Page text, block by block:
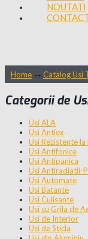
NOUTATI
Home → Catalog Usi
Categorii de
Usi ALA
Usi Antiex
Usi Rezistente la
Usi Antifonice
Usi Antipanica
Usi Antiradiatii-
Usi Automate
Usi Batante
Usi Culisante
Usi cu Grila de
Usi de Interior
Usi de Sticla